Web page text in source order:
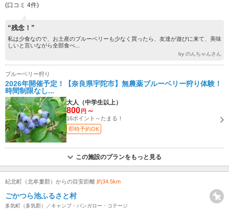
(口コミ 4件)
“残念！”
私は少食なので、お土産のブルーベリーも少なく買ったら、友達が遊びに来て、美味
しいと言いながら全部食べ...
by のんちゃんさん
ブルーベリー狩り
2026年開催予定！【奈良県宇陀市】無農薬ブルーベリー狩り体験！
時間制限なし...
大人（中学生以上）
800 円 ～
16ポイント～たまる！
即時予約OK
この施設のプランをもっと見る
紀北町（北牟婁郡）からの目安距離 約34.5km
ごかつら池ふるさと村
多気町（多気郡）／キャンプ・バンガロー・コテージ